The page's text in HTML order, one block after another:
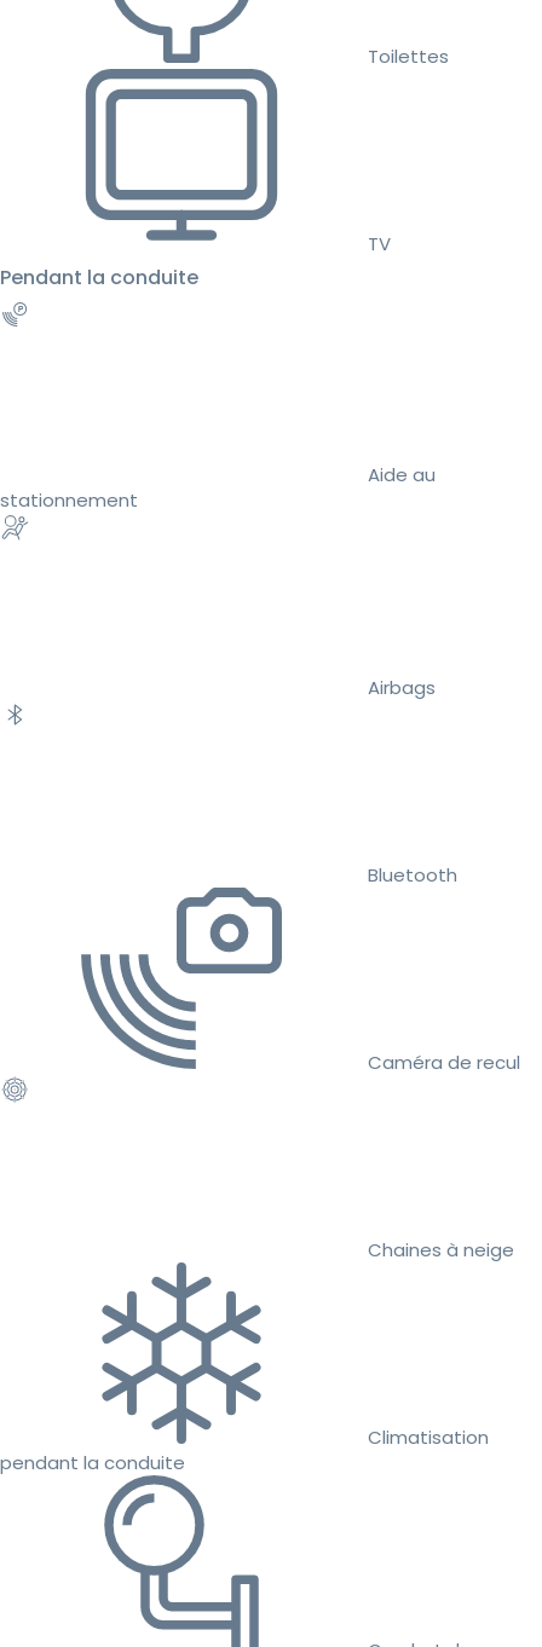
Toilettes
TV
Pendant la conduite
Aide au
stationnement
Airbags
Bluetooth
Caméra de recul
Chaines à neige
Climatisation
pendant la conduite